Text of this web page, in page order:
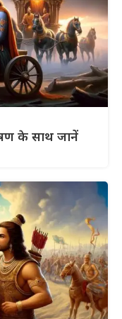
के साथ जानें